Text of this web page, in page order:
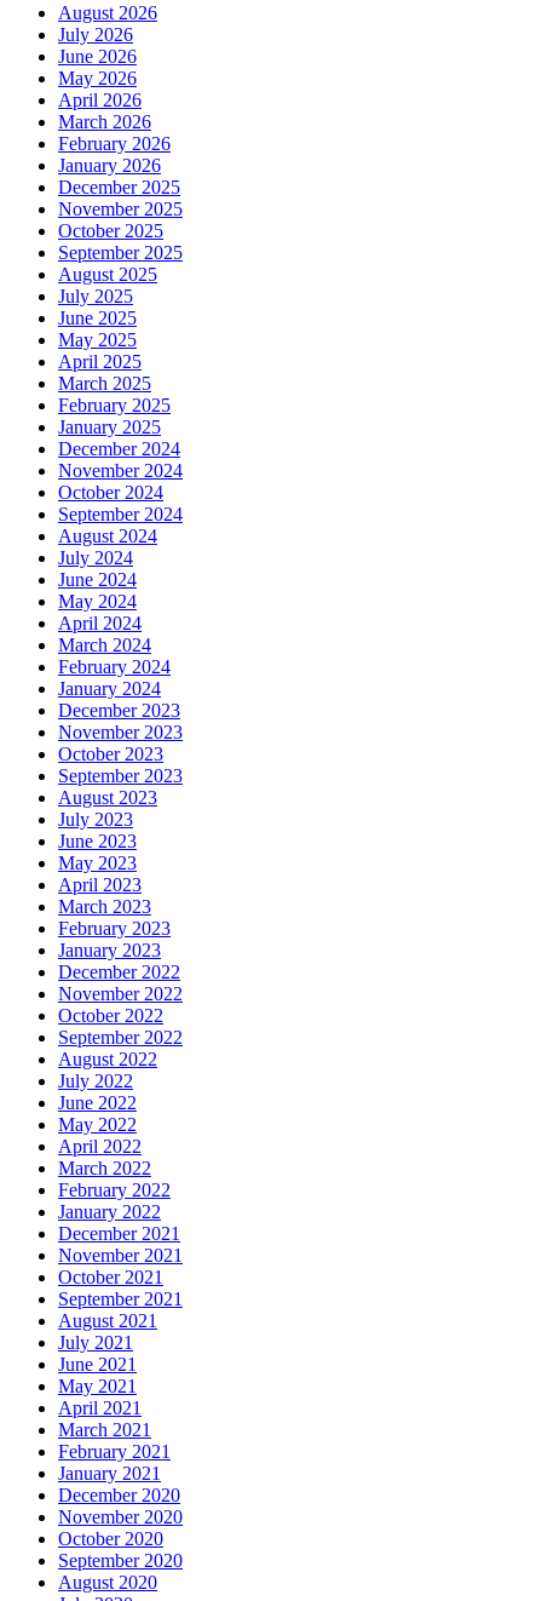
August 2026
July 2026
June 2026
May 2026
April 2026
March 2026
February 2026
January 2026
December 2025
November 2025
October 2025
September 2025
August 2025
July 2025
June 2025
May 2025
April 2025
March 2025
February 2025
January 2025
December 2024
November 2024
October 2024
September 2024
August 2024
July 2024
June 2024
May 2024
April 2024
March 2024
February 2024
January 2024
December 2023
November 2023
October 2023
September 2023
August 2023
July 2023
June 2023
May 2023
April 2023
March 2023
February 2023
January 2023
December 2022
November 2022
October 2022
September 2022
August 2022
July 2022
June 2022
May 2022
April 2022
March 2022
February 2022
January 2022
December 2021
November 2021
October 2021
September 2021
August 2021
July 2021
June 2021
May 2021
April 2021
March 2021
February 2021
January 2021
December 2020
November 2020
October 2020
September 2020
August 2020